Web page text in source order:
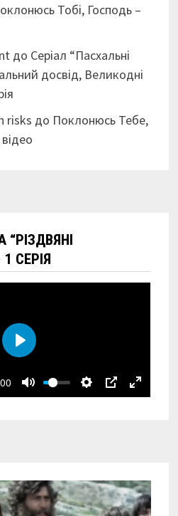
Тобі, Господь –
до Серіал “Пасхальні
досвід, Великодні
risks до Поклонюсь Тебе,
“РІЗДВЯНІ
СЕРІЯ